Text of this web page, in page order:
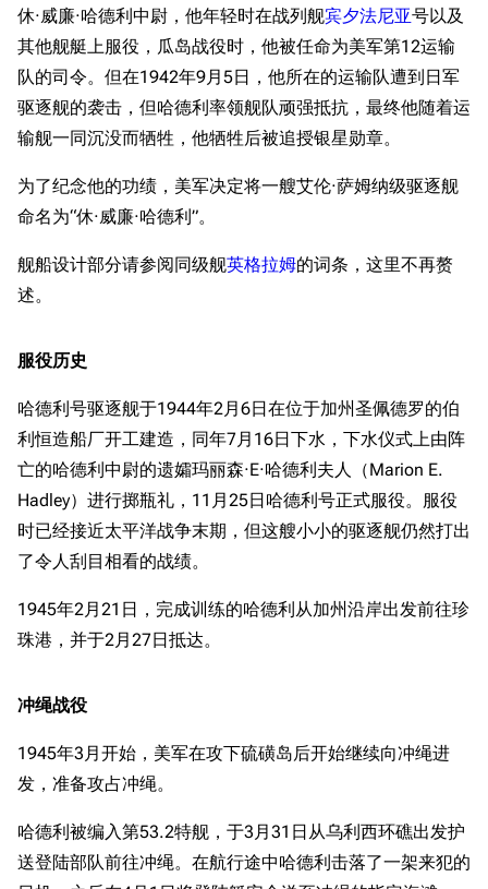
休·威廉·哈德利中尉，他年轻时在战列舰宾夕法尼亚号以及
其他舰艇上服役，瓜岛战役时，他被任命为美军第12运输
队的司令。但在1942年9月5日，他所在的运输队遭到日军
驱逐舰的袭击，但哈德利率领舰队顽强抵抗，最终他随着运
输舰一同沉没而牺牲，他牺牲后被追授银星勋章。
为了纪念他的功绩，美军决定将一艘艾伦·萨姆纳级驱逐舰
命名为“休·威廉·哈德利”。
舰船设计部分请参阅同级舰英格拉姆的词条，这里不再赘
述。
服役历史
哈德利号驱逐舰于1944年2月6日在位于加州圣佩德罗的伯
利恒造船厂开工建造，同年7月16日下水，下水仪式上由阵
亡的哈德利中尉的遗孀玛丽森·E·哈德利夫人（Marion E.
Hadley）进行掷瓶礼，11月25日哈德利号正式服役。服役
时已经接近太平洋战争末期，但这艘小小的驱逐舰仍然打出
了令人刮目相看的战绩。
1945年2月21日，完成训练的哈德利从加州沿岸出发前往珍
珠港，并于2月27日抵达。
冲绳战役
1945年3月开始，美军在攻下硫磺岛后开始继续向冲绳进
发，准备攻占冲绳。
哈德利被编入第53.2特舰，于3月31日从乌利西环礁出发护
送登陆部队前往冲绳。在航行途中哈德利击落了一架来犯的